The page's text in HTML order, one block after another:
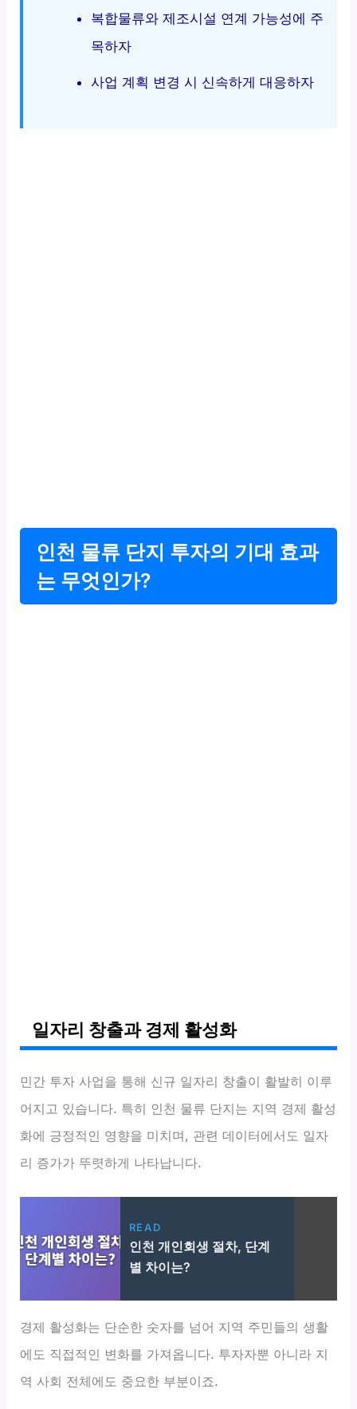
복합물류와 제조시설 연계 가능성에 주
목하자
사업 계획 변경 시 신속하게 대응하자
인천 물류 단지 투자의 기대 효과
는 무엇인가?
일자리 창출과 경제 활성화
민간 투자 사업을 통해 신규 일자리 창출이 활발히 이루
어지고 있습니다. 특히 인천 물류 단지는 지역 경제 활성
화에 긍정적인 영향을 미치며, 관련 데이터에서도 일자
리 증가가 뚜렷하게 나타납니다.
READ
인천 개인회생 절차, 단계
별 차이는?
경제 활성화는 단순한 숫자를 넘어 지역 주민들의 생활
에도 직접적인 변화를 가져옵니다. 투자자뿐 아니라 지
역 사회 전체에도 중요한 부분이죠.